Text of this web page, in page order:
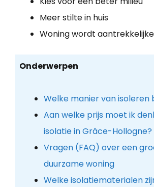
Meer stilte in huis
Woning wordt
Onderwerpen
Welke manier van isoleren
Aan welke prijs moet ik
isolatie in Grâce-Hollogne?
Vragen (FAQ) over een
duurzame woning
Welke isolatiematerialen